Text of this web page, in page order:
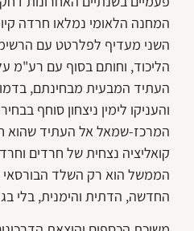
המחנה הלאומי נמלאו חרדה
השני מעדיף לפלרטט עם
הליכוד, וחותם בסוף עם רע"מ
העתיד המבעית מבחינתם,
והעניקו לימין ניצחון סוחף
המרכז-שמאל אל העתיד שהוא
קואליציה נצחית של חרדים
הממשל הוא רק השלד הבורסאי
החדשה, הדתית והימנית, בלי